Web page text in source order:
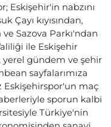
Eskişehir'in nabzını
Çayı kıyısından,
Sazova Parkı'ndan
ile Eskişehir
yerel gündem ve şehir
sayfalarımıza
Eskişehirspor'un maç
sporun kalbi
Türkiye'nin